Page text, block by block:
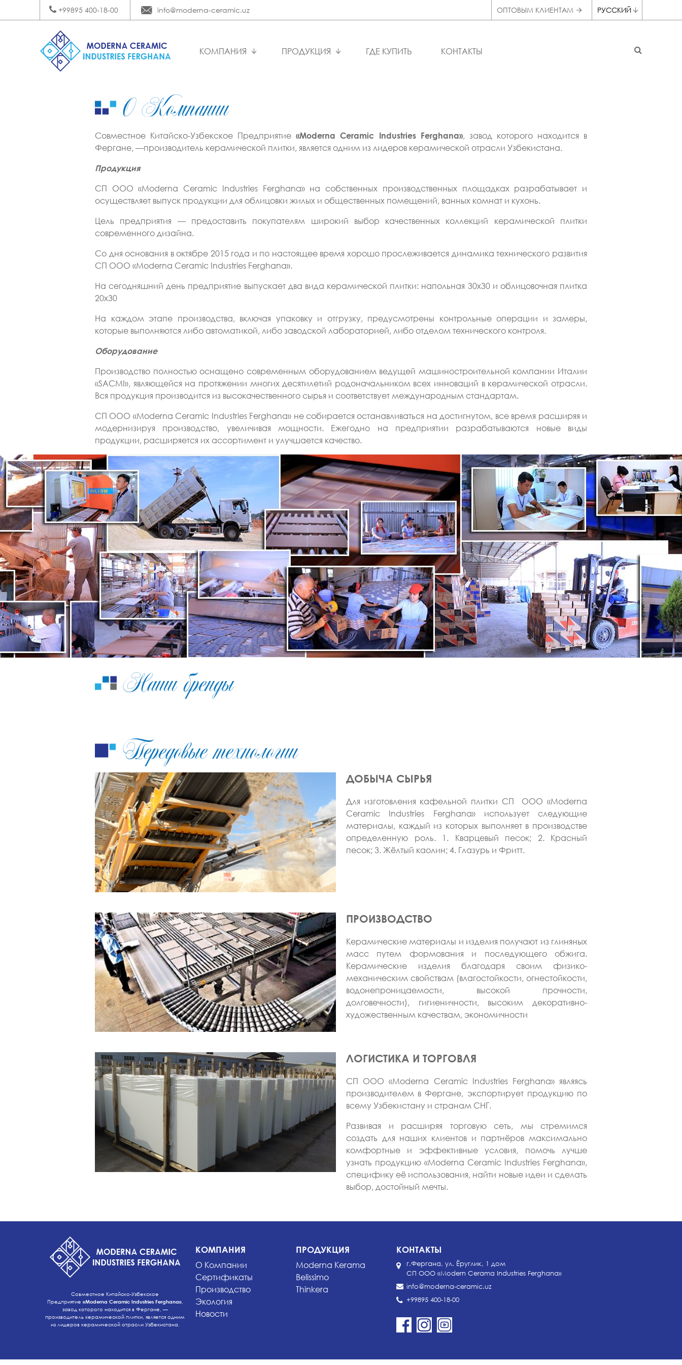
+99895 400-18-00 info@moderna-ceramic.uz ОПТОВЫМ КЛИЕНТАМ РУССКИЙ
КОМПАНИЯ ПРОДУКЦИЯ ГДЕ КУПИТЬ КОНТАКТЫ
О Компании
Совместное Китайско-Узбекское Предприятие«Moderna Ceramic Industries Ferghana», завод которого находится в
Фергане, —производитель керамической плитки, является одним из лидеров керамической отрасли Узбекистана.
Продукция
СП ООО «Moderna Ceramic Industries Ferghana» на собственных производственных площадках разрабатывает и
осуществляет выпуск продукции для облицовки жилых и общественных помещений, ванных комнат и кухонь.
Цель предприятия — предоставить покупателям широкий выбор качественных коллекций керамической плитки
современного дизайна.
Со дня основания в октябре 2015 года и по настоящее время хорошо прослеживается динамика технического развития
СП ООО «Moderna Ceramic Industries Ferghana».
На сегодняшний день предприятие выпускает два вида керамической плитки: напольная 30х30 и облицовочная плитка
20х30
На каждом этапе производства, включая упаковку и отгрузку, предусмотрены контрольные операции и замеры,
которые выполняются либо автоматикой, либо заводской лабораторией, либо отделом технического контроля.
Оборудование
Производство полностью оснащено современным оборудованием ведущей машиностроительной компании Италии
«SACMI», являющейся на протяжении многих десятилетий родоначальником всех инноваций в керамической отрасли.
Вся продукция производится из высокачественного сырья и соответствует международным стандартам.
СП ООО «Moderna Ceramic Industries Ferghana» не собирается останавливаться на достигнутом, все время расширяя и
модернизируя производство, увеличивая мощности. Ежегодно на предприятии разрабатываются новые виды
продукции, расширяется их ассортимент и улучшается качество.
Наши бренды
Передовые технологии
ДОБЫЧА СЫРЬЯ
Для изготовления кафельной плитки СП ООО «Moderna
Ceramic Industries Ferghana» использует следующие
материалы, каждый из которых выполняет в производстве
определенную роль. 1. Кварцевый песок; 2. Красный
песок; 3. Жёлтый каолин; 4. Глазурь и Фритт.
ПРОИЗВОДСТВО
Керамические материалы и изделия получают из глиняных
масс путем формования и последующего обжига.
Керамические изделия благодаря своим физико-
механическим свойствам (влагостойкости, огнестойкости,
водонепроницаемости, высокой прочности,
долговечности), гигиеничности, высоким декоративно-
художественным качествам, экономичности
ЛОГИСТИКА И ТОРГОВЛЯ
СП ООО «Moderna Ceramic Industries Ferghana» являясь
производителем в Фергане, экспортирует продукцию по
всему Узбекистану и странам СНГ.
Развивая и расширяя торговую сеть, мы стремимся
создать для наших клиентов и партнёров максимально
комфортные и эффективные условия, помочь лучше
узнать продукцию «Moderna Ceramic Industries Ferghana»,
специфику её использования, найти новые идеи и сделать
выбор, достойный мечты.
Совместное Китайско-Узбекское
Предприятие «Moderna Ceramic Industries Ferghana»,
завод которого находится в Фергане, —
производитель керамической плитки, является одним
из лидеров керамической отрасли Узбекистана.
КОМПАНИЯ
О Компании
Сертификаты
Производство
Экология
Новости
ПРОДУКЦИЯ
Moderna Kerama
Belissimo
Thinkera
КОНТАКТЫ
г.Фергана, ул. Ёруглик, 1 дом
СП ООО «Modern Cerama Industries Ferghana»
info@moderna-ceramic.uz
+99895 400-18-00